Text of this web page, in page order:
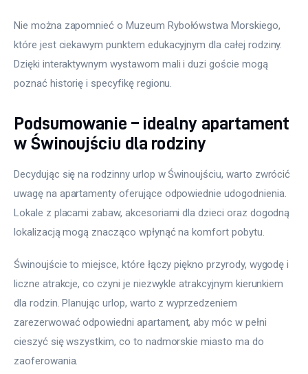
Nie można zapomnieć o Muzeum Rybołówstwa Morskiego,
które jest ciekawym punktem edukacyjnym dla całej rodziny.
Dzięki interaktywnym wystawom mali i duzi goście mogą
poznać historię i specyfikę regionu.
Podsumowanie – idealny apartament
w Świnoujściu dla rodziny
Decydując się na rodzinny urlop w Świnoujściu, warto zwrócić
uwagę na apartamenty oferujące odpowiednie udogodnienia.
Lokale z placami zabaw, akcesoriami dla dzieci oraz dogodną
lokalizacją mogą znacząco wpłynąć na komfort pobytu.
Świnoujście to miejsce, które łączy piękno przyrody, wygodę i
liczne atrakcje, co czyni je niezwykle atrakcyjnym kierunkiem
dla rodzin. Planując urlop, warto z wyprzedzeniem
zarezerwować odpowiedni apartament, aby móc w pełni
cieszyć się wszystkim, co to nadmorskie miasto ma do
zaoferowania.